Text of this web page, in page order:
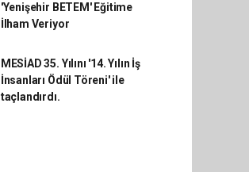
'Yenişehir BETEM' Eğitime
İlham Veriyor
MESİAD 35. Yılını '14. Yılın İş
İnsanları Ödül Töreni' ile
taçlandırdı.